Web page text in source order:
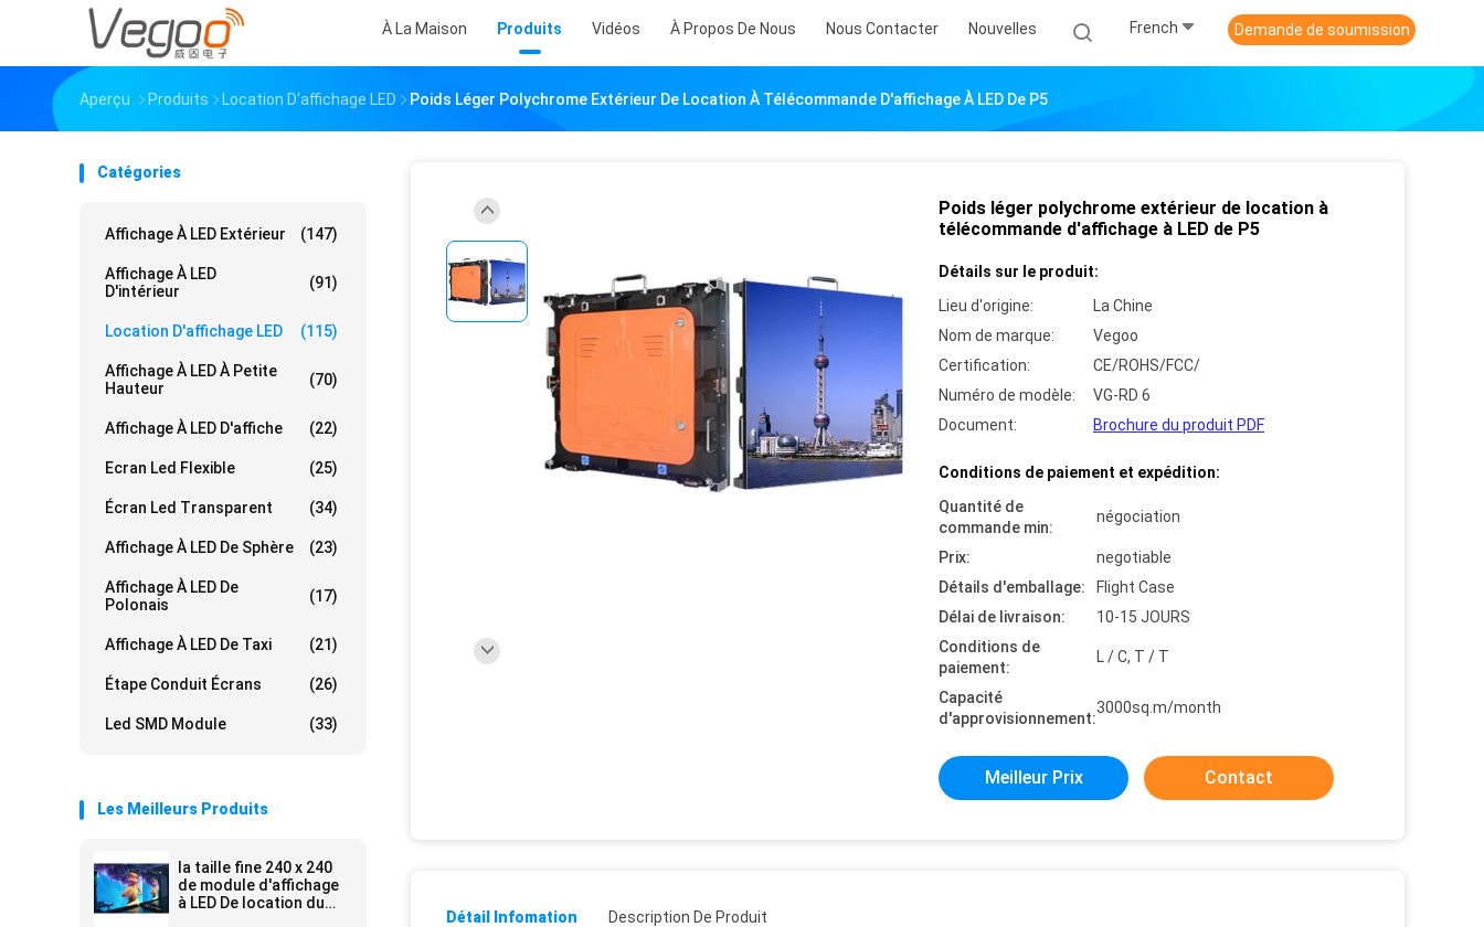
À La Maison Produits Vidéos À Propos De Nous Nous Contacter Nouvelles French Demande de soumission
Aperçu Produits Location D'affichage LED Poids Léger Polychrome Extérieur De Location À Télécommande D'affichage À LED De P5
Catégories
Affichage À LED Extérieur (147)
Affichage À LED
D'intérieur
(91)
Location D'affichage LED (115)
Affichage À LED À Petite
Hauteur
(70)
Affichage À LED D'affiche (22)
Ecran Led Flexible (25)
Écran Led Transparent (34)
Affichage À LED De Sphère (23)
Affichage À LED De
Polonais
(17)
Affichage À LED De Taxi (21)
Étape Conduit Écrans (26)
Led SMD Module (33)
Les Meilleurs Produits
la taille fine 240 x 240
de module d'affichage
à LED De location du
Poids léger polychrome extérieur de location à
télécommande d'affichage à LED de P5
Détails sur le produit:
Lieu d'origine:
La Chine
Nom de marque:
Vegoo
Certification:
CE/ROHS/FCC/
Numéro de modèle:
VG-RD 6
Document:
Brochure du produit PDF
Conditions de paiement et expédition:
Quantité de
commande min:
négociation
Prix:
negotiable
Détails d'emballage:
Flight Case
Délai de livraison:
10-15 JOURS
Conditions de
paiement:
L / C, T / T
Capacité
d'approvisionnement:
3000sq.m/month
Meilleur Prix Contact
Détail Infomation Description De Produit